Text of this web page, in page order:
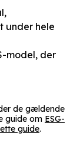
under hele
model, der
de gældende
guide om ESG-
guide.